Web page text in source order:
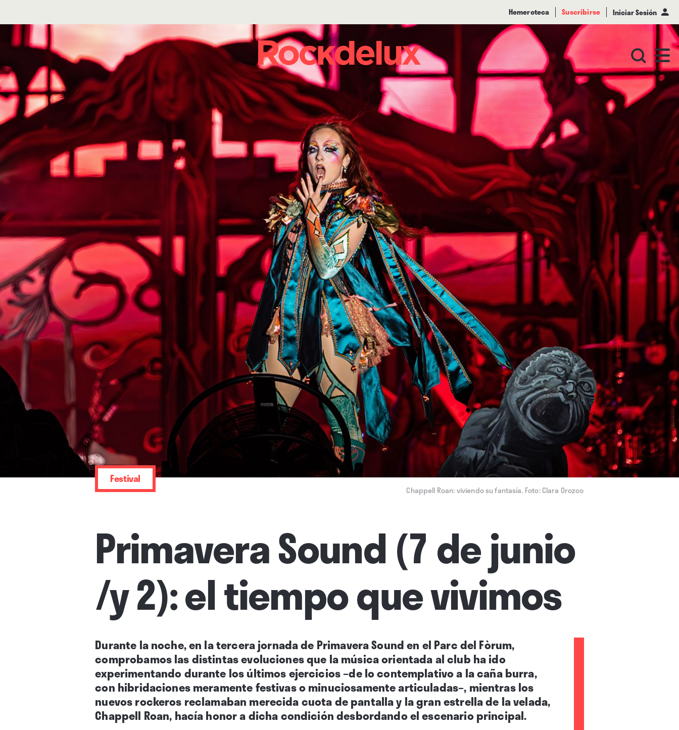
Hemeroteca Suscribirse Iniciar Sesión
Chappell Roan: viviendo su fantasía. Foto: Clara Orozco
Festival
Primavera Sound (7 de junio
/y 2): el tiempo que vivimos
Durante la noche, en la tercera jornada de Primavera Sound en el Parc del Fòrum,
comprobamos las distintas evoluciones que la música orientada al club ha ido
experimentando durante los últimos ejercicios –de lo contemplativo a la caña burra,
con hibridaciones meramente festivas o minuciosamente articuladas–, mientras los
nuevos rockeros reclamaban merecida cuota de pantalla y la gran estrella de la velada,
Chappell Roan, hacía honor a dicha condición desbordando el escenario principal.